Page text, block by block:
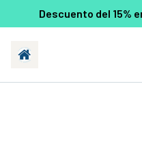
Descuento del 15%